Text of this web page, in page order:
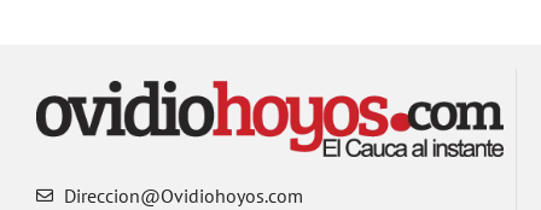
Direccion@Ovidiohoyos.com